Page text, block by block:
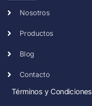
Nosotros
Productos
Blog
Contacto
Términos y Condiciones